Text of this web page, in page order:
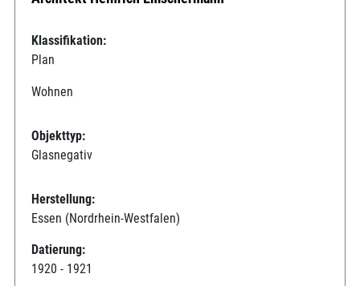
Klassifikation:
Plan
Wohnen
Objekttyp:
Glasnegativ
Herstellung:
Essen (Nordrhein-Westfalen)
Datierung:
1920 - 1921